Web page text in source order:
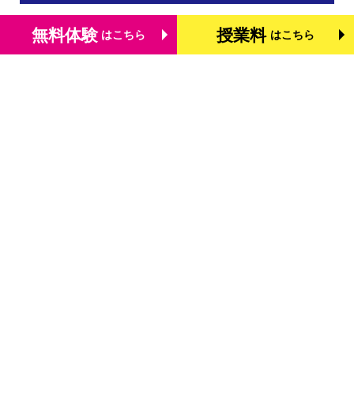
無料体験 はこちら 授業料 はこちら